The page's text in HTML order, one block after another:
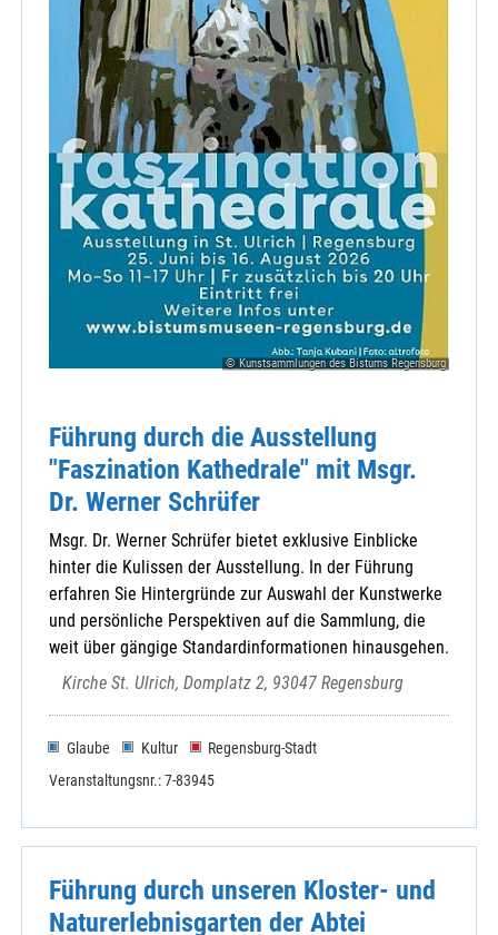
© Kunstsammlungen des Bistums Regensburg
Führung durch die Ausstellung
"Faszination Kathedrale" mit Msgr.
Dr. Werner Schrüfer
Msgr. Dr. Werner Schrüfer bietet exklusive Einblicke
hinter die Kulissen der Ausstellung. In der Führung
erfahren Sie Hintergründe zur Auswahl der Kunstwerke
und persönliche Perspektiven auf die Sammlung, die
weit über gängige Standardinformationen hinausgehen.
Kirche St. Ulrich, Domplatz 2, 93047 Regensburg
Glaube Kultur
Regensburg-Stadt
Veranstaltungsnr.: 7-83945
Führung durch unseren Kloster- und
Naturerlebnisgarten der Abtei